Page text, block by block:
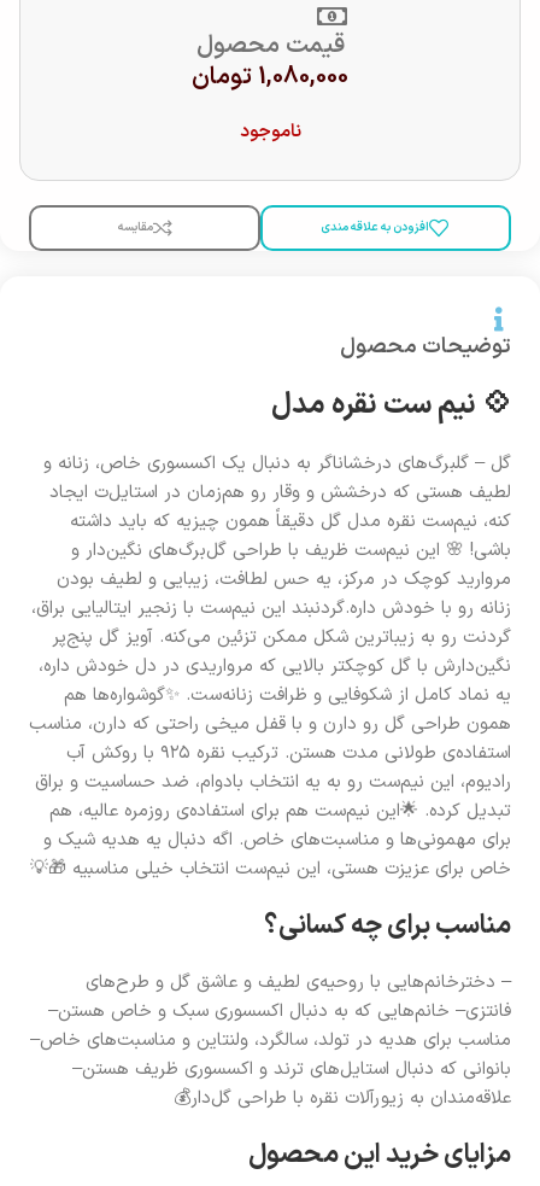
قیمت محصول
1,080,000 تومان
ناموجود
افزودن به علاقه مندی مقایسه
توضیحات محصول
💠 نیم‌ ست نقره مدل
گل – گلبرگ‌های درخشاناگر به دنبال یک اکسسوری خاص، زنانه و
لطیف هستی که درخشش و وقار رو هم‌زمان در استایل‌ت ایجاد
کنه، نیم‌ست نقره مدل گل دقیقاً همون چیزیه که باید داشته
باشی! 🌸 این نیم‌ست ظریف با طراحی گل‌برگ‌های نگین‌دار و
مروارید کوچک در مرکز، یه حس لطافت، زیبایی و لطیف بودن
زنانه رو با خودش داره.گردنبند این نیم‌ست با زنجیر ایتالیایی براق،
گردنت رو به زیباترین شکل ممکن تزئین می‌کنه. آویز گل پنج‌پر
نگین‌دارش با گل کوچکتر بالایی که مرواریدی در دل خودش داره،
یه نماد کامل از شکوفایی و ظرافت زنانه‌ست. ✨گوشواره‌ها هم
همون طراحی گل رو دارن و با قفل میخی راحتی که دارن، مناسب
استفاده‌ی طولانی مدت هستن. ترکیب نقره ۹۲۵ با روکش آب
رادیوم، این نیم‌ست رو به یه انتخاب بادوام، ضد حساسیت و براق
تبدیل کرده. 🌟این نیم‌ست هم برای استفاده‌ی روزمره عالیه، هم
برای مهمونی‌ها و مناسبت‌های خاص. اگه دنبال یه هدیه شیک و
خاص برای عزیزت هستی، این نیم‌ست انتخاب خیلی مناسبیه 🎁💡
مناسب برای چه کسانی؟
– دخترخانم‌هایی با روحیه‌ی لطیف و عاشق گل و طرح‌های
فانتزی– خانم‌هایی که به دنبال اکسسوری سبک و خاص هستن–
مناسب برای هدیه در تولد، سالگرد، ولنتاین و مناسبت‌های خاص–
بانوانی که دنبال استایل‌های ترند و اکسسوری ظریف هستن–
علاقه‌مندان به زیورآلات نقره با طراحی گل‌دار💰
مزایای خرید این محصول